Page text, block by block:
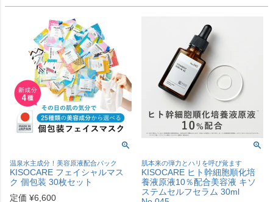
温泉水主成分！美容原液配合パック
KISOCARE フェイシャルマス
ク 個包装 30枚セット
定価 ¥6,600
肌本来の弾力とハリを呼び覚ます
KISOCARE ヒト幹細胞順化培
養液原液10％配合美容液 キソ
ステムセルフセラム 30ml